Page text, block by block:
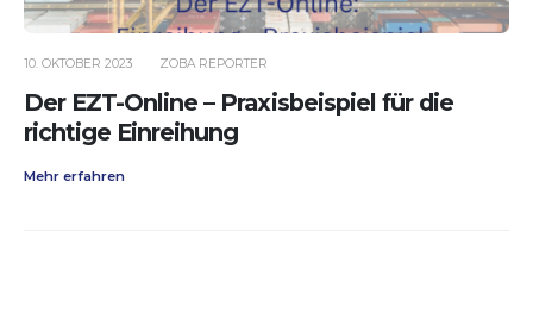
10. OKTOBER 2023 ZOBA REPORTER
Der EZT-Online – Praxisbeispiel für die
richtige Einreihung
Mehr erfahren